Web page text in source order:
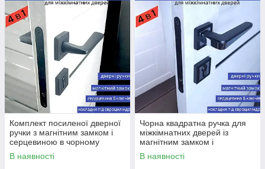
Комплект посиленої дверної
ручки з магнітним замком і
серцевиною в чорному
кольорі TRION NUEVO Z-74
Black
В наявності
Чорна квадратна ручка для
міжкімнатних дверей із
магнітним замком і
циліндром 5 ключіTRION
INGMA Z-74 Black
В наявності